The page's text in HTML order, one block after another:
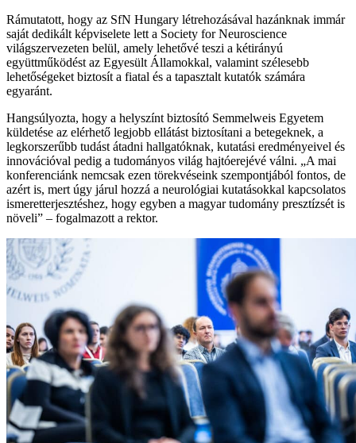
Rámutatott, hogy az SfN Hungary létrehozásával hazánknak immár
saját dedikált képviselete lett a Society for Neuroscience
világszervezeten belül, amely lehetővé teszi a kétirányú
együttműködést az Egyesült Államokkal, valamint szélesebb
lehetőségeket biztosít a fiatal és a tapasztalt kutatók számára
egyaránt.
Hangsúlyozta, hogy a helyszínt biztosító Semmelweis Egyetem
küldetése az elérhető legjobb ellátást biztosítani a betegeknek, a
legkorszerűbb tudást átadni hallgatóknak, kutatási eredményeivel és
innovációval pedig a tudományos világ hajtóerejévé válni. „A mai
konferenciánk nemcsak ezen törekvéseink szempontjából fontos, de
azért is, mert úgy járul hozzá a neurológiai kutatásokkal kapcsolatos
ismeretterjesztéshez, hogy egyben a magyar tudomány presztízsét is
növeli” – fogalmazott a rektor.